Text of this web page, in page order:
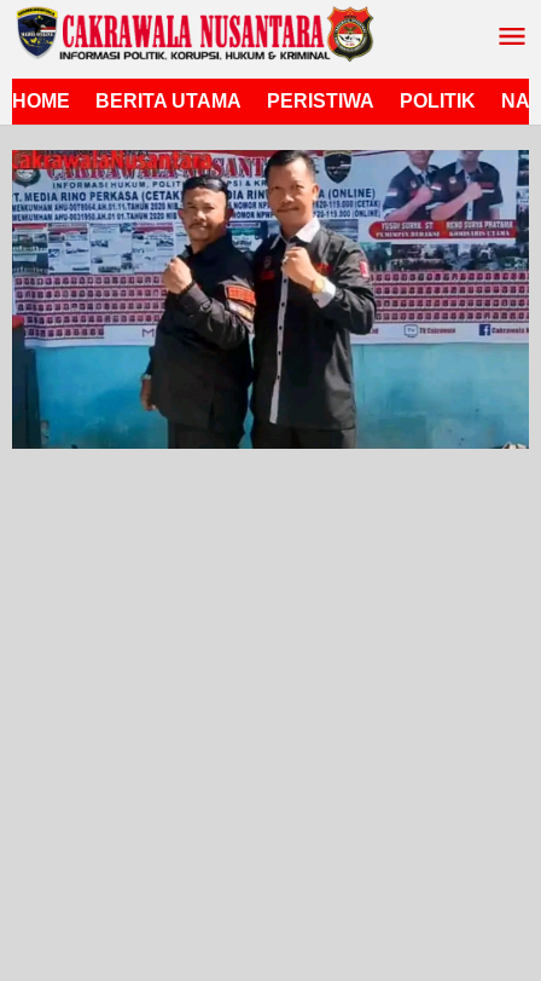
Lewati
ke
HOME
BERITA UTAMA PERISTIWA POLITIK